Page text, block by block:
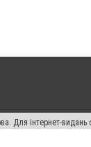
Для інтернет-